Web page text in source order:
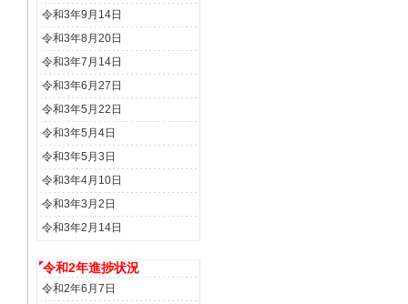
令和3年9月14日
令和3年8月20日
令和3年7月14日
令和3年6月27日
令和3年5月22日
令和3年5月4日
令和3年5月3日
令和3年4月10日
令和3年3月2日
令和3年2月14日
令和2年進捗状況
令和2年6月7日